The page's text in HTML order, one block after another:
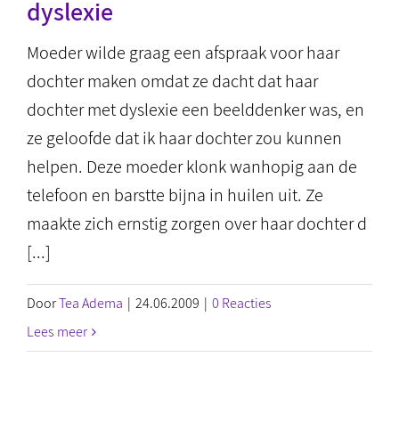
dyslexie
Moeder wilde graag een afspraak voor haar
dochter maken omdat ze dacht dat haar
dochter met dyslexie een beelddenker was, en
ze geloofde dat ik haar dochter zou kunnen
helpen. Deze moeder klonk wanhopig aan de
telefoon en barstte bijna in huilen uit. Ze
maakte zich ernstig zorgen over haar dochter d
[...]
DoorTea Adema | 24.06.2009 | 0 Reacties
Lees meer